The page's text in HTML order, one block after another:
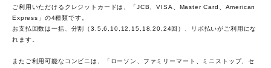
ご利用いただけるクレジットカードは、「JCB、VISA、Master Card、American
Express」の4種類です。
お支払回数は一括、分割（3,5,6,10,12,15,18,20,24回）、リボ払いがご利用にな
れます。
またご利用可能なコンビニは、「ローソン、ファミリーマート、ミニストップ、セ